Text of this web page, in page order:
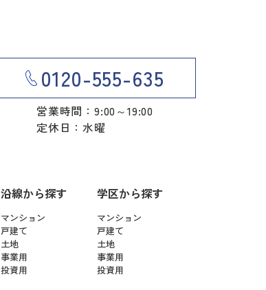
0120-555-635
営業時間：9:00～19:00
定休日：水曜
沿線から探す
マンション
戸建て
土地
事業用
投資用
学区から探す
マンション
戸建て
土地
事業用
投資用